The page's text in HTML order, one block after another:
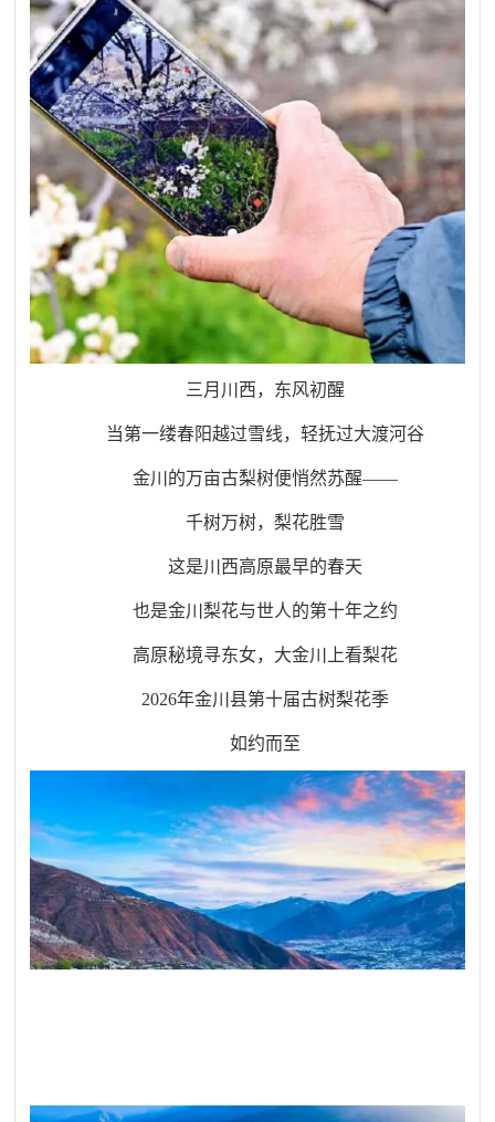
三月川西，东风初醒
当第一缕春阳越过雪线，轻抚过大渡河谷
金川的万亩古梨树便悄然苏醒——
千树万树，梨花胜雪
这是川西高原最早的春天
也是金川梨花与世人的第十年之约
高原秘境寻东女，大金川上看梨花
2026年金川县第十届古树梨花季
如约而至